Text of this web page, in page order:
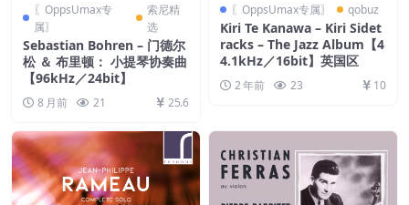
〖OppsUmax专
属〗
索尼精
选
Sebastian Bohren – 门德尔
松 ＆ 布里顿： 小提琴协奏曲
【96kHz／24bit】
8 月前 21 25.6
〖OppsUmax专属〗 qobuz
Kiri Te Kanawa – Kiri Sidet
racks – The Jazz Album【4
4.1kHz／16bit】英国区
2 年前 23 10